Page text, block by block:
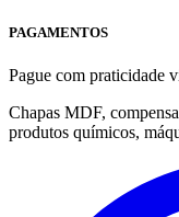
PAGAMENTOS
Pague com praticidade
Chapas MDF,
produtos químicos,